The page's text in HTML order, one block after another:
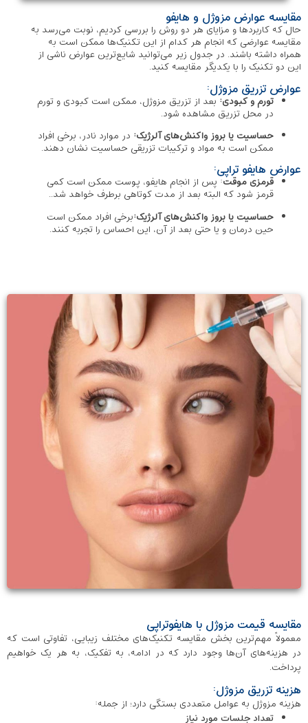
مقایسه عوارض مزوژل و هایفو
حال که کاربردها و مزایای هر دو روش را بررسی کردیم، نوبت می‌رسد به
مقایسه عوارضی که انجام هر کدام از این تکنیک‌‌ها ممکن است به
همراه داشته باشند. در جدول زیر می‌توانید شایع‌ترین عوارض ناشی از
این دو تکنیک را با یکدیگر مقایسه کنید.
عوارض تزریق مزوژل:
تورم و کبودی: بعد از تزریق مزوژل، ممکن است کبودی و تورم
در محل تزریق مشاهده شود.
حساسیت یا بروز واکنش‌های آلرژیک: در موارد نادر، برخی افراد
ممکن است به مواد و ترکیبات تزریقی حساسیت نشان دهند.
عوارض هایفو تراپی:
قرمزی موقت: پس از انجام هایفو، پوست ممکن است کمی
قرمز شود که البته بعد از مدت کوتاهی برطرف خواهد شد..
حساسیت یا بروز واکنش‌های آلرژیک:برخی افراد ممکن است
حین درمان و یا حتی بعد از آن، این احساس را تجربه کنند.
مقایسه قیمت مزوژل با هایفوتراپی
معمولاً مهم‌ترین بخش مقایسه تکنیک‌های مختلف زیبایی، تفاوتی است که
در هزینه‌های آن‌ها وجود دارد که در ادامه، به تفکیک، به هر یک خواهیم
پرداخت.
هزینه تزریق مزوژل:
هزینه مزوژل به عوامل متعددی بستگی دارد؛ از جمله:
تعداد جلسات مورد نیاز